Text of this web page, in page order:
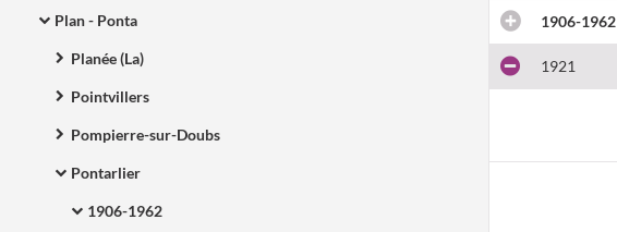
Plan - Ponta
Planée (La)
Pointvillers
Pompierre-sur-Doubs
Pontarlier
1906-1962
1906-1962
1921